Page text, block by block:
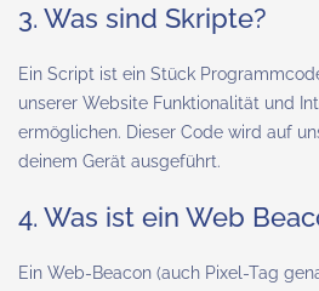
3. Was sind Skripte?
Ein Script ist ein Stück
unserer Website Funktionalität und
ermöglichen. Dieser Code wird auf
deinem Gerät ausgeführt.
4. Was ist ein Web
Ein Web-Beacon (auch Pixel-Tag